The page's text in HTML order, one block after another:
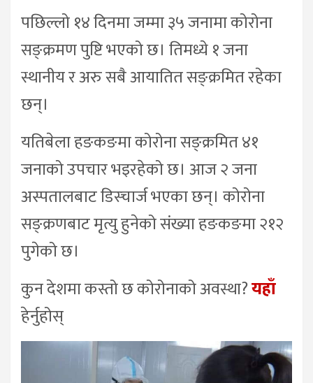
पछिल्लो १४ दिनमा जम्मा ३५ जनामा कोरोना
सङ्क्रमण पुष्टि भएको छ। तिमध्ये १ जना
स्थानीय र अरु सबै आयातित सङ्क्रमित रहेका
छन्।
यतिबेला हङकङमा कोरोना सङ्क्रमित ४१
जनाको उपचार भइरहेको छ। आज २ जना
अस्पतालबाट डिस्चार्ज भएका छन्। कोरोना
सङ्क्रणबाट मृत्यु हुनेको संख्या हङकङमा २१२
पुगेको छ।
कुन देशमा कस्तो छ कोरोनाको अवस्था?यहाँ
हेर्नुहोस्